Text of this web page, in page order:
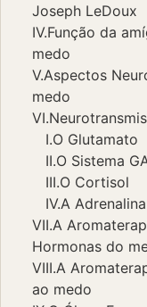
Joseph LeDoux
IV.Função da
medo
V.Aspectos
medo
I.O Glutamato
II.O Sistema
III.O Cortisol
IV.A
VII.A
Hormonas do
VIII.A
ao medo